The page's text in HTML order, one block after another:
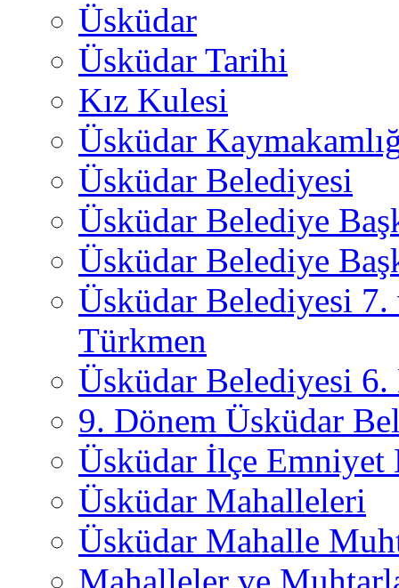
Üsküdar
Üsküdar Tarihi
Kız Kulesi
Üsküdar
Üsküdar Belediyesi
Üsküdar Belediye
Üsküdar Belediye
Üsküdar Belediyesi
Türkmen
Üsküdar Belediyesi 6.
9. Dönem Üsküdar
Üsküdar İlçe
Üsküdar Mahalleleri
Üsküdar Mahalle